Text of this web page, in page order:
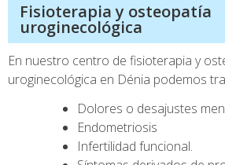
Fisioterapia y osteopatía
uroginecológica
En nuestro centro de fisioterapia y
uroginecológica en Dénia podemos
Dolores o desajustes
Endometriosis
Infertilidad funcional.